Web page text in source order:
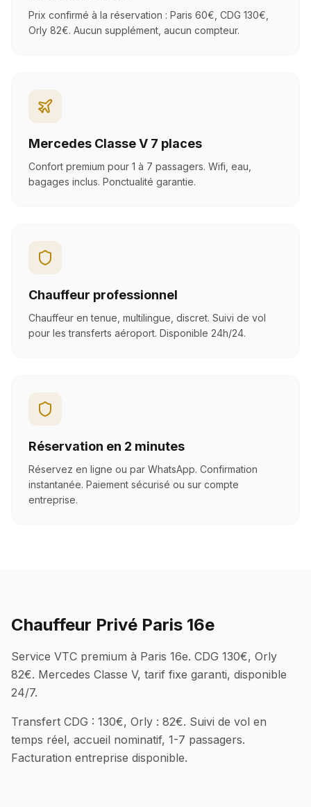
Prix confirmé à la réservation : Paris 60€, CDG 130€,
Orly 82€. Aucun supplément, aucun compteur.
Mercedes Classe V 7 places
Confort premium pour 1 à 7 passagers. Wifi, eau,
bagages inclus. Ponctualité garantie.
Chauffeur professionnel
Chauffeur en tenue, multilingue, discret. Suivi de vol
pour les transferts aéroport. Disponible 24h/24.
Réservation en 2 minutes
Réservez en ligne ou par WhatsApp. Confirmation
instantanée. Paiement sécurisé ou sur compte
entreprise.
Chauffeur Privé Paris 16e
Service VTC premium à Paris 16e. CDG 130€, Orly
82€. Mercedes Classe V, tarif fixe garanti, disponible
24/7.
Transfert CDG : 130€, Orly : 82€. Suivi de vol en
temps réel, accueil nominatif, 1-7 passagers.
Facturation entreprise disponible.